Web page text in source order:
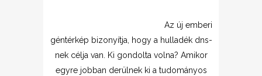
Az új emberi
géntérkép bizonyítja, hogy a hulladék dns-
nek célja van. Ki gondolta volna? Amikor
egyre jobban derülnek ki a tudományos